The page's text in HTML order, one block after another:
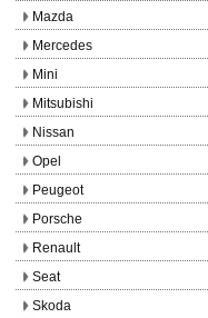
Mazda
Mercedes
Mini
Mitsubishi
Nissan
Opel
Peugeot
Porsche
Renault
Seat
Skoda